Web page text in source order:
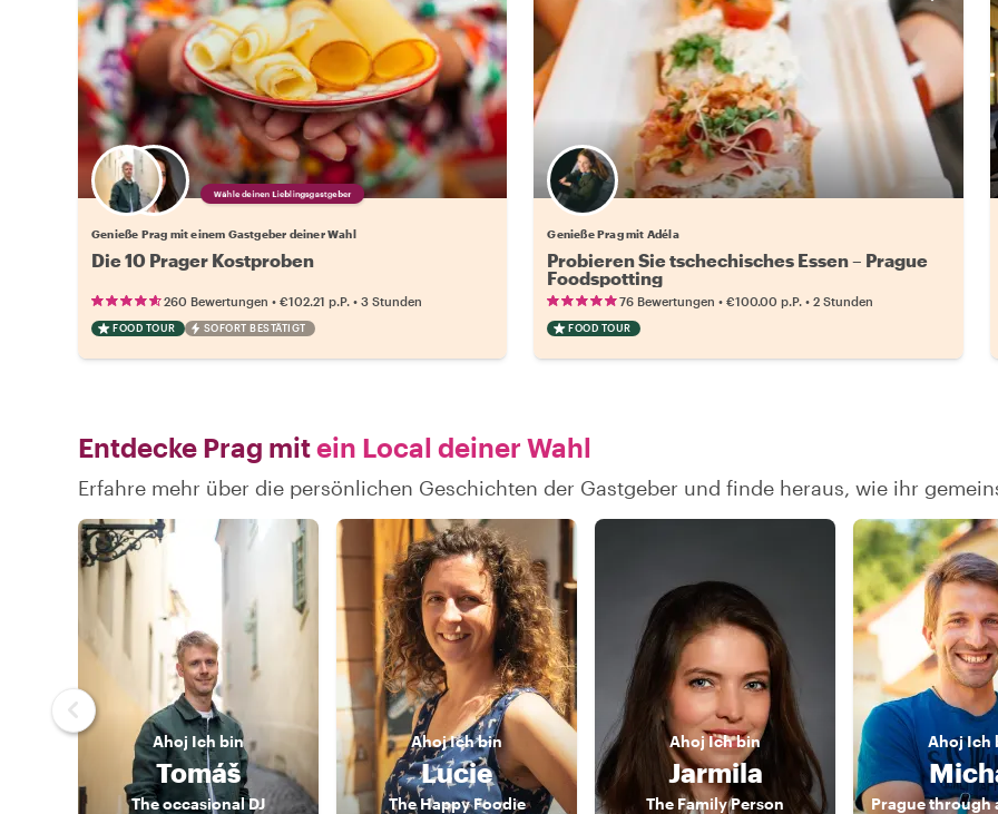
Wähle deinen Lieblingsgastgeber
Genieße Prag mit einem Gastgeber deiner Wahl
Die 10 Prager Kostproben
260 Bewertungen • €102.21 p.P. • 3 Stunden
FOOD TOUR SOFORT BESTÄTIGT
Genieße Prag mit Adéla
Probieren Sie tschechisches Essen – Prague
Foodspotting
76 Bewertungen •€100.00 p.P. •2 Stunden
FOOD TOUR
Entdecke Prag mitein Local deiner Wahl
Erfahre mehr über die persönlichen Geschichten der Gastgeber und finde heraus, wie ihr
Ahoj Ich bin
Tomáš
The occasional DJ
AhojIch bin
Lucie
The Happy Foodie
Ahoj Ich bin
Jarmila
The Family Person
AhojIch